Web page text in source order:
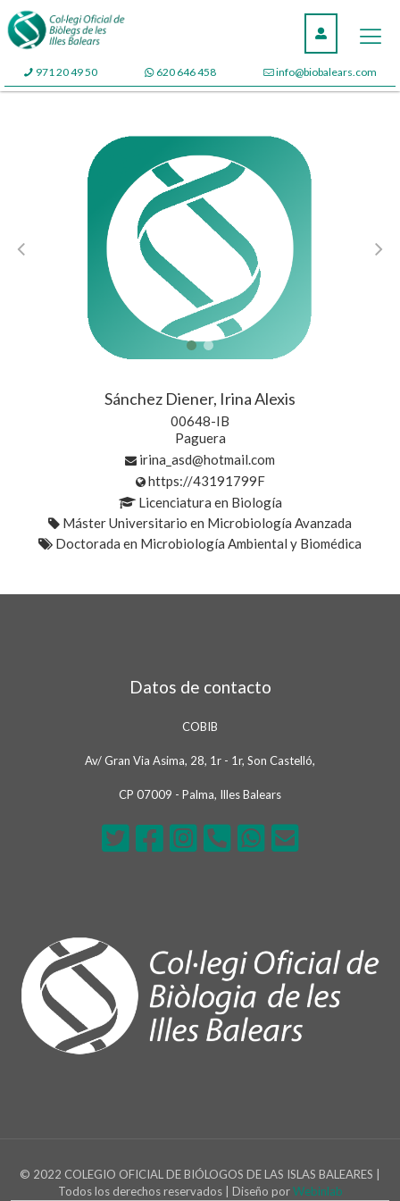
971 20 49 50 620 646 458 info@biobalears.com
Sánchez Diener, Irina Alexis
00648-IB
Paguera
irina_asd@hotmail.com
https://43191799F
Licenciatura en Biología
Máster Universitario en Microbiología Avanzada
Doctorada en Microbiología Ambiental y Biomédica
Datos de contacto
COBIB
Av/ Gran Via Asima, 28, 1r - 1r, Son Castelló,
CP 07009 - Palma, Illes Balears
© 2022 COLEGIO OFICIAL DE BIÓLOGOS DE LAS ISLAS BALEARES |
Todos los derechos reservados | Diseño porWebinlab